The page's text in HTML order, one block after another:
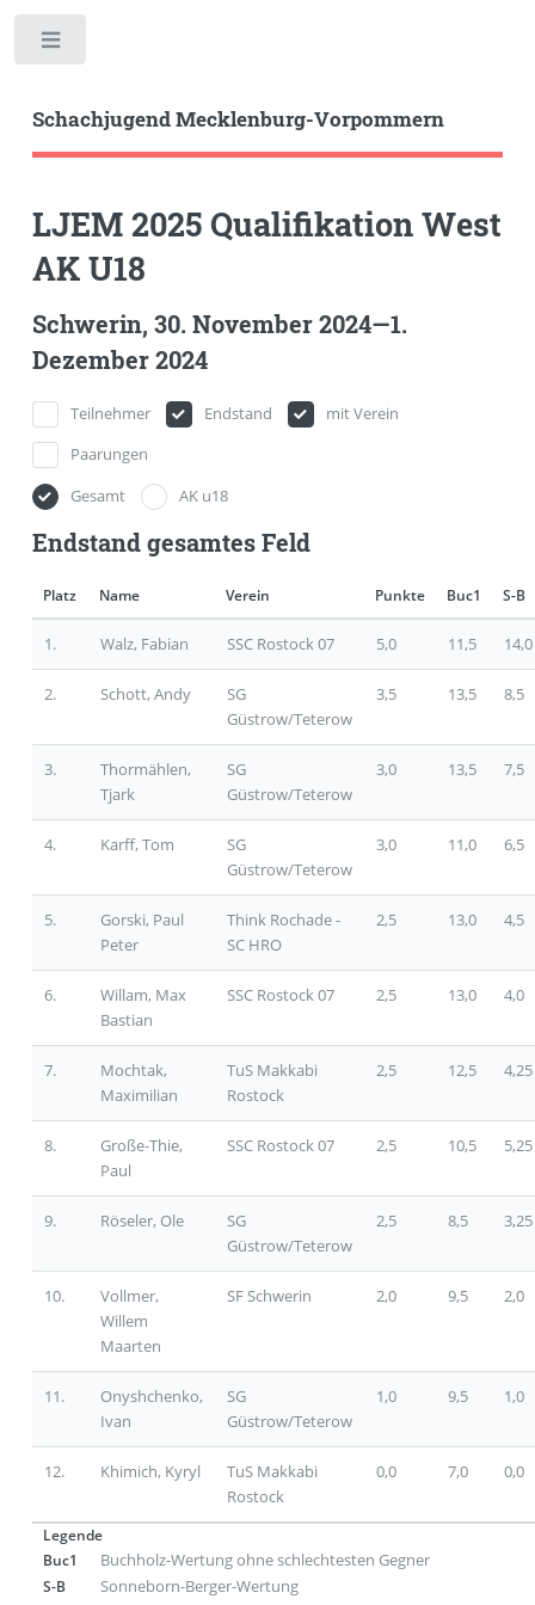
Schachjugend Mecklenburg-Vorpommern
LJEM 2025 Qualifikation West
AK U18
Schwerin, 30. November 2024—1.
Dezember 2024
Teilnehmer Endstand
mit Verein
Paarungen
Gesamt
AK u18
Endstand gesamtes Feld
Platz Name Verein Punkte Buc1 S-B
1. Walz, Fabian SSC Rostock 07 5,0 11,5 14,0
2. Schott, Andy
SG
Güstrow/Teterow
3,5 13,5 8,5
3.
Thormählen,
Tjark
SG
Güstrow/Teterow
3,0 13,5 7,5
4. Karff, Tom
SG
Güstrow/Teterow
3,0 11,0 6,5
5.
Gorski, Paul
Peter
Think Rochade -
SC HRO
2,5 13,0 4,5
6.
Willam, Max
Bastian
SSC Rostock 07 2,5 13,0 4,0
7.
Mochtak,
Maximilian
TuS Makkabi
Rostock
2,5 12,5 4,25
8.
Große-Thie,
Paul
SSC Rostock 07 2,5 10,5 5,25
9. Röseler, Ole
SG
Güstrow/Teterow
2,5 8,5 3,25
10.
Vollmer,
Willem
Maarten
SF Schwerin 2,0 9,5 2,0
11.
Onyshchenko,
Ivan
SG
Güstrow/Teterow
1,0 9,5 1,0
12. Khimich, Kyryl
TuS Makkabi
Rostock
0,0 7,0 0,0
Legende
Buc1
Buchholz-Wertung ohne schlechtesten Gegner
S-B Sonneborn-Berger-Wertung